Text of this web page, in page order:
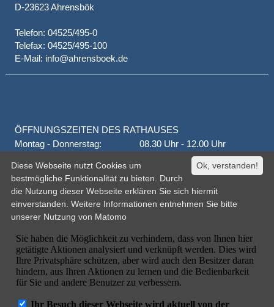
D-23623 Ahrensbök
Telefon: 04525/495-0
Telefax: 04525/495-100
E-Mail: info@ahrensboek.de
ÖFFNUNGSZEITEN DES RATHAUSES
Montag - Donnerstag:
08.30 Uhr - 12.00 Uhr
14.00 Uhr - 18.00 Uhr
jeden 1. und 3. Montag
16.00 Uhr - 18.00 Uhr
Freitag
geschlossen
oder nach Vereinbarung
Ok, verstanden!
Diese Webseite nutzt Cookies um
bestmögliche Funktionalität zu bieten. Durch
die Nutzung dieser Webseite erklären Sie sich hiermit
einverstanden. Weitere Informationen entnehmen Sie bitte
unserer Nutzung von Matomo